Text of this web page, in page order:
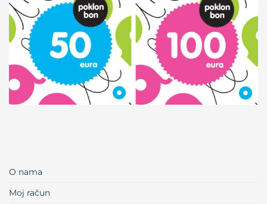
O nama
Moj račun